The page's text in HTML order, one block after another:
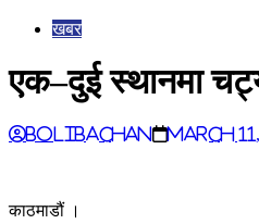
खबर
एक–दुई स्थानमा
BoliBachan March
काठमाडौं ।